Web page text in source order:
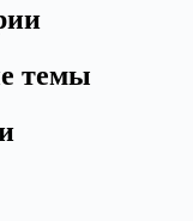
темы